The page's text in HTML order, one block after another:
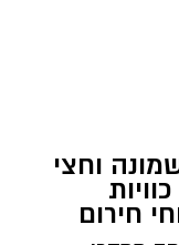
שתי
של שלושה
וחצי
חירום